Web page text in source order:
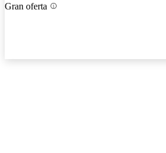
Gran oferta